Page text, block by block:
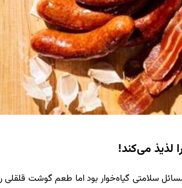
می‌کند!
سلامتی گیاه‌خوار بود اما طعم گوشت